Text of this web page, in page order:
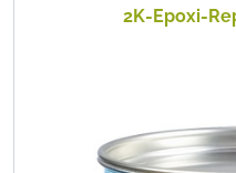
2K-Epoxi-